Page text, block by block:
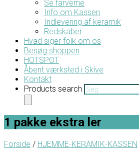
Se farverne
Info om Kassen
Indlevering af keramik
Redskaber
Hvad siger folk om os
Besøg shoppen
HOTSPOT
Åbent værksted i Skive
Kontakt
Products search
1 pakke ekstra ler
Forside / HJEMME-KERAMIK-KASSEN